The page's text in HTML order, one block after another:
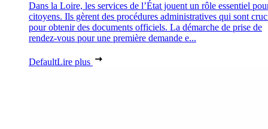
Dans la Loire, les services de l’État jouent un rôle essentiel
citoyens. Ils gèrent des procédures administratives qui sont
pour obtenir des documents officiels. La démarche de prise de
rendez-vous pour une première demande e...
DefaultLire plus